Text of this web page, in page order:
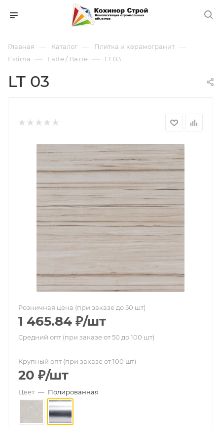
Главная — Каталог — Плитка и керамогранит —
Estima — Latte / Латте — LT 03
LT 03
Розничная цена (при заказе до 50 шт)
1 465.84 ₽/шт
Средний опт (при заказе от 50 до 100 шт)
Крупный опт (при заказе от 100 шт)
20 ₽/шт
Цвет — Полированная